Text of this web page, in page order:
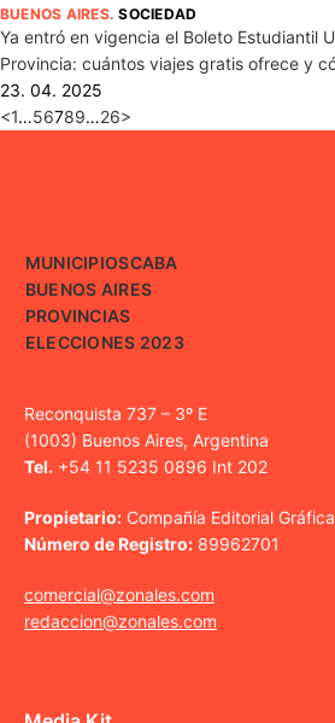
BUENOS AIRES.SOCIEDAD
Ya entró en vigencia el Boleto Estudiantil
Provincia: cuántos viajes gratis ofrece y
23. 04. 2025
<1…56789…26>
MUNICIPIOSCABA
BUENOS AIRES
PROVINCIAS
ELECCIONES 2023
Reconquista 737 – 3º E
(1003) Buenos Aires, Argentina
Tel. +54 11 5235 0896 Int 202
Propietario: Compañía Editorial
Número de Registro: 89962701
comercial@zonales.com
redaccion@zonales.com